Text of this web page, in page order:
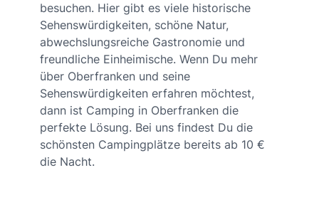
besuchen. Hier gibt es viele historische
Sehenswürdigkeiten, schöne Natur,
abwechslungsreiche Gastronomie und
freundliche Einheimische. Wenn Du mehr
über Oberfranken und seine
Sehenswürdigkeiten erfahren möchtest,
dann ist Camping in Oberfranken die
perfekte Lösung. Bei uns findest Du die
schönsten Campingplätze bereits ab 10 €
die Nacht.